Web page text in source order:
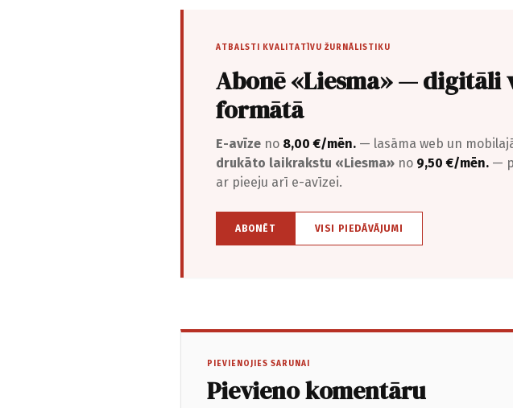
ATBALSTI KVALITATĪVU ŽURNĀLISTIKU
Abonē «Liesma» — digitāli
formātā
E-avīze no 8,00 €/mēn. — lasāma web un
drukāto laikrakstu «Liesma» no 9,50 €/mēn. —
ar pieeju arī e-avīzei.
ABONĒT VISI PIEDĀVĀJUMI
PIEVIENOJIES SARUNAI
Pievieno komentāru